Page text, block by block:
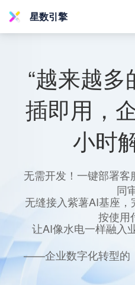
星数引擎
“越来越
插即用，
小时
无需开发！一键部署
同
无缝接入紫薯AI基座，
按使用
让AI像水电一样融入
——企业数字化转型的